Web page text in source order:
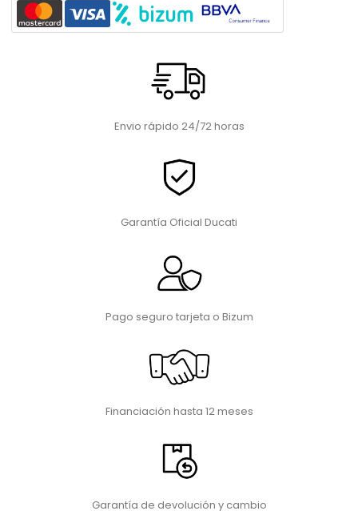
Envio rápido 24/72 horas
Garantía Oficial Ducati
Pago seguro tarjeta o Bizum
Financiación hasta 12 meses
Garantía de devolución y cambio